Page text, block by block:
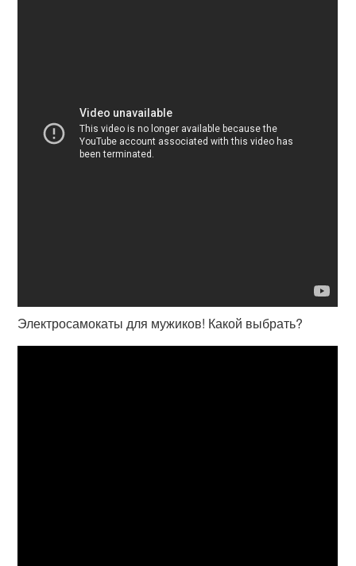
Электросамокаты для мужиков! Какой выбрать?